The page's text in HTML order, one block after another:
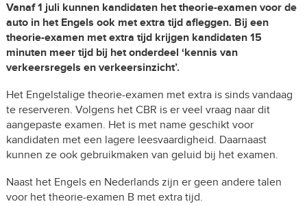
Vanaf 1 juli kunnen kandidaten het theorie-examen voor de
auto in het Engels ook met extra tijd afleggen. Bij een
theorie-examen met extra tijd krijgen kandidaten 15
minuten meer tijd bij het onderdeel ‘kennis van
verkeersregels en verkeersinzicht’.
Het Engelstalige theorie-examen met extra is sinds vandaag
te reserveren. Volgens het CBR is er veel vraag naar dit
aangepaste examen. Het is met name geschikt voor
kandidaten met een lagere leesvaardigheid. Daarnaast
kunnen ze ook gebruikmaken van geluid bij het examen.
Naast het Engels en Nederlands zijn er geen andere talen
voor het theorie-examen B met extra tijd.